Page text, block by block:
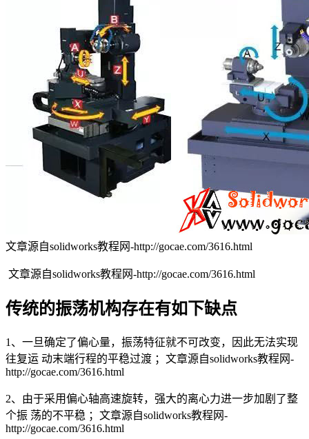
文章源自solidworks教程网-http://gocae.com/3616.html
文章源自solidworks教程网-http://gocae.com/3616.html
传统的振荡机构存在有如下缺点
1、一旦确定了偏心量，振荡特征就不可改变，因此无法实现
往复运 动末端行程的平稳过渡 ； 文章源自solidworks教程网-
http://gocae.com/3616.html
2、由于采用偏心轴高速旋转，强大的离心力进一步加剧了整
个振 荡的不平稳 ； 文章源自solidworks教程网-
http://gocae.com/3616.html